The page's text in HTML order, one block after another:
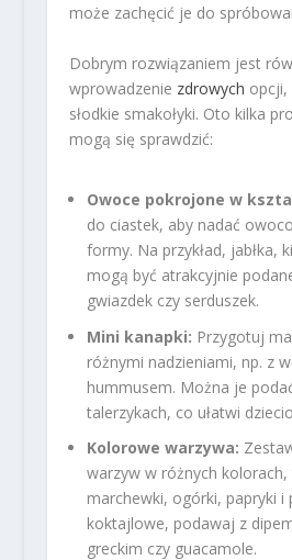
może zachęcić je do
Dobrym rozwiązaniem jest
wprowadzenie zdrowych opcji,
słodkie smakołyki. Oto kilka
mogą się sprawdzić:
Owoce pokrojone w
do ciastek, aby nadać
formy. Na przykład, jabłka,
mogą być atrakcyjnie
gwiazdek czy serduszek.
Mini kanapki: Przygotuj
różnymi nadzieniami, np. z
hummusem. Można je
talerzykach, co ułatwi
Kolorowe warzywa:
warzyw w różnych kolorach,
marchewki, ogórki, papryki i
koktajlowe, podawaj z
greckim czy guacamole.